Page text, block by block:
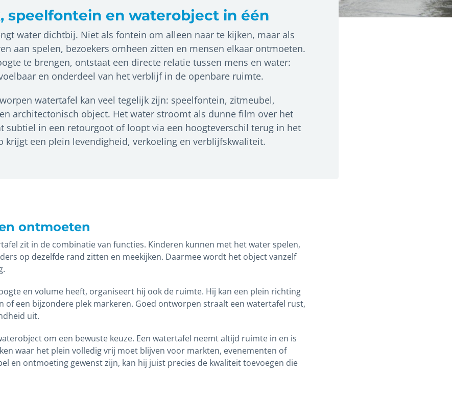
speelfontein en waterobject in één
water dichtbij. Niet als fontein om alleen naar te kijken, maar als
aan spelen, bezoekers omheen zitten en mensen elkaar ontmoeten.
te brengen, ontstaat een directe relatie tussen mens en water:
en onderdeel van het verblijf in de openbare ruimte.
watertafel kan veel tegelijk zijn: speelfontein, zitmeubel,
architectonisch object. Het water stroomt als dunne film over het
subtiel in een retourgoot of loopt via een hoogteverschil terug in het
krijgt een plein levendigheid, verkoeling en verblijfskwaliteit.
ontmoeten
zit in de combinatie van functies. Kinderen kunnen met het water spelen,
op dezelfde rand zitten en meekijken. Daarmee wordt het object vanzelf
en volume heeft, organiseert hij ook de ruimte. Hij kan een plein richting
of een bijzondere plek markeren. Goed ontworpen straalt een watertafel rust,
uit.
om een bewuste keuze. Een watertafel neemt altijd ruimte in en is
waar het plein volledig vrij moet blijven voor markten, evenementen of
en ontmoeting gewenst zijn, kan hij juist precies de kwaliteit toevoegen die